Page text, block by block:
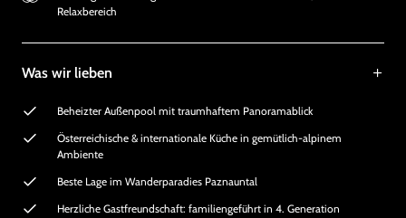
Relaxbereich
Was wir lieben
Beheizter Außenpool mit traumhaftem Panoramablick
Österreichische & internationale Küche in gemütlich-alpinem
Ambiente
Beste Lage im Wanderparadies Paznauntal
Herzliche Gastfreundschaft: familiengeführt in 4. Generation